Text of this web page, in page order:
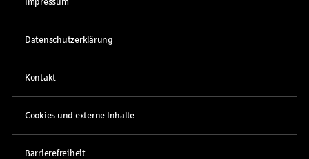
Impressum
Datenschutzerklärung
Kontakt
Cookies und externe Inhalte
Barrierefreiheit